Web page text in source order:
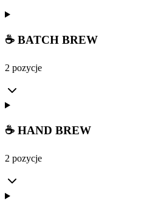
☕ BATCH BREW
2 pozycje
☕ HAND BREW
2 pozycje